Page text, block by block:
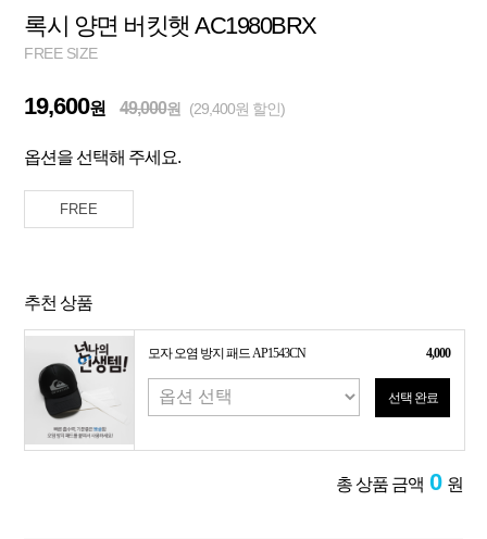
록시 양면 버킷햇 AC1980BRX
FREE SIZE
19,600원 49,000원 (29,400원 할인)
옵션을 선택해 주세요.
FREE
추천 상품
모자 오염 방지 패드 AP1543CN 4,000
선택 완료
총 상품 금액 0 원